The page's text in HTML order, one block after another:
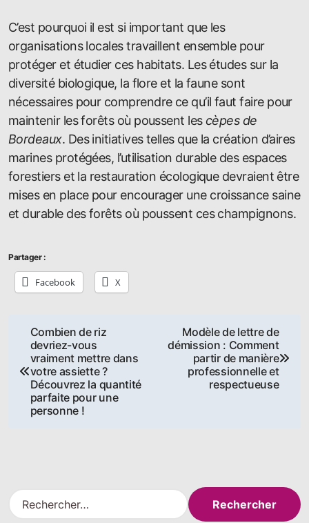
C’est pourquoi il est si important que les
organisations locales travaillent ensemble pour
protéger et étudier ces habitats. Les études sur la
diversité biologique, la flore et la faune sont
nécessaires pour comprendre ce qu’il faut faire pour
maintenir les forêts où poussent lescèpes de
Bordeaux. Des initiatives telles que la création d’aires
marines protégées, l’utilisation durable des espaces
forestiers et la restauration écologique devraient être
mises en place pour encourager une croissance saine
et durable des forêts où poussent ces champignons.
Partager :
Facebook X
Navigation
de
l’article
Combien de riz
devriez-vous
vraiment mettre dans
votre assiette ?
Découvrez la quantité
parfaite pour une
personne !
Modèle de lettre de
démission : Comment
partir de manière
professionnelle et
respectueuse
R
e